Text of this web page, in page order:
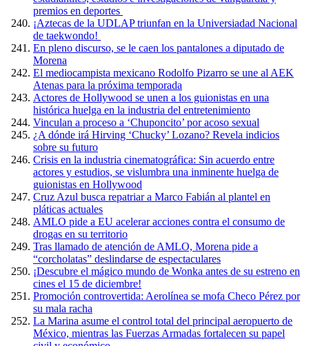
premios en deportes
¡Aztecas de la UDLAP triunfan en la Universiadad Nacional
de taekwondo!
En pleno discurso, se le caen los pantalones a diputado de
Morena
El mediocampista mexicano Rodolfo Pizarro se une al AEK
Atenas para la próxima temporada
Actores de Hollywood se unen a los guionistas en una
histórica huelga en la industria del entretenimiento
Vinculan a proceso a ‘Chuponcito’ por acoso sexual
¿A dónde irá Hirving ‘Chucky’ Lozano? Revela indicios
sobre su futuro
Crisis en la industria cinematográfica: Sin acuerdo entre
actores y estudios, se vislumbra una inminente huelga de
guionistas en Hollywood
Cruz Azul busca repatriar a Marco Fabián al plantel en
pláticas actuales
AMLO pide a EU acelerar acciones contra el consumo de
drogas en su territorio
Tras llamado de atención de AMLO, Morena pide a
“corcholatas” deslindarse de espectaculares
¡Descubre el mágico mundo de Wonka antes de su estreno en
cines el 15 de diciembre!
Promoción controvertida: Aerolínea se mofa Checo Pérez por
su mala racha
La Marina asume el control total del principal aeropuerto de
México, mientras las Fuerzas Armadas fortalecen su papel